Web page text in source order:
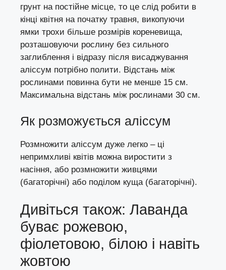
грунт на постійне місце, то це слід робити в
кінці квітня на початку травня, викопуючи
ямки трохи більше розмірів кореневища,
розташовуючи рослину без сильного
заглиблення і відразу після висаджування
аліссум потрібно полити. Відстань між
рослинами повинна бути не менше 15 см.
Максимальна відстань між рослинами 30 см.
Як розможується аліссум
Розмножити аліссум дуже легко – ці
непримхливі квітів можна виростити з
насіння, або розмножити живцями
(багаторічні) або поділом куща (багаторічні).
Дивіться також: Лаванда
буває рожевою,
фіолетовою, білою і навіть
жовтою